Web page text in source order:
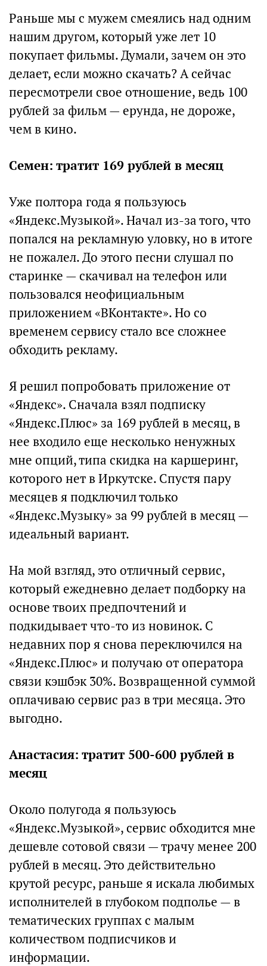
Раньше мы с мужем смеялись над одним
нашим другом, который уже лет 10
покупает фильмы. Думали, зачем он это
делает, если можно скачать? А сейчас
пересмотрели свое отношение, ведь 100
рублей за фильм — ерунда, не дороже,
чем в кино.
Семен: тратит 169 рублей в месяц
Уже полтора года я пользуюсь
«Яндекс.Музыкой». Начал из-за того, что
попался на рекламную уловку, но в итоге
не пожалел. До этого песни слушал по
старинке — скачивал на телефон или
пользовался неофициальным
приложением «ВКонтакте». Но со
временем сервису стало все сложнее
обходить рекламу.
Я решил попробовать приложение от
«Яндекс». Сначала взял подписку
«Яндекс.Плюс» за 169 рублей в месяц, в
нее входило еще несколько ненужных
мне опций, типа скидка на каршеринг,
которого нет в Иркутске. Спустя пару
месяцев я подключил только
«Яндекс.Музыку» за 99 рублей в месяц —
идеальный вариант.
На мой взгляд, это отличный сервис,
который ежедневно делает подборку на
основе твоих предпочтений и
подкидывает что-то из новинок. С
недавних пор я снова переключился на
«Яндекс.Плюс» и получаю от оператора
связи кэшбэк 30%. Возвращенной суммой
оплачиваю сервис раз в три месяца. Это
выгодно.
Анастасия: тратит 500-600 рублей в
месяц
Около полугода я пользуюсь
«Яндекс.Музыкой», сервис обходится мне
дешевле сотовой связи — трачу менее 200
рублей в месяц. Это действительно
крутой ресурс, раньше я искала любимых
исполнителей в глубоком подполье — в
тематических группах с малым
количеством подписчиков и
информации.